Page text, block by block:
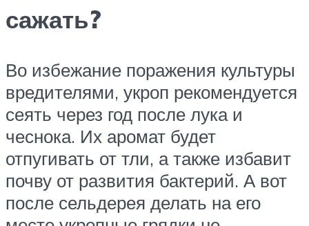
сажать?
Во избежание поражения культуры
вредителями, укроп рекомендуется
сеять через год после лука и
чеснока. Их аромат будет
отпугивать от тли, а также избавит
почву от развития бактерий. А вот
после сельдерея делать на его